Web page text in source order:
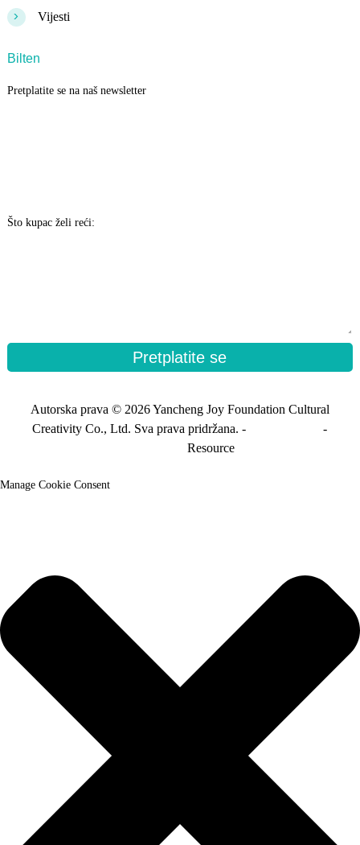
> Vijesti
Bilten
Pretplatite se na naš newsletter
Što kupac želi reći:
Pretplatite se
Autorska prava © 2026 Yancheng Joy Foundation Cultural
Creativity Co., Ltd. Sva prava pridržana. -
-
Resource
Manage Cookie Consent